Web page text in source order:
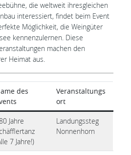
die weltweit ihresgleichen
interessiert, findet beim Event
Möglichkeit, die Weingüter
kennenzulernen. Diese
machen den
Heimat aus.
des
Veranstaltungs
ort
Jahre
7 Jahre!)
Landungssteg
Nonnenhorn